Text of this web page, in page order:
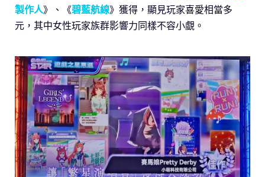
製作人》、《碧藍航線》獲得，顯見玩家喜愛相當多
元，其中女性玩家族群影響力同樣不容小覷。